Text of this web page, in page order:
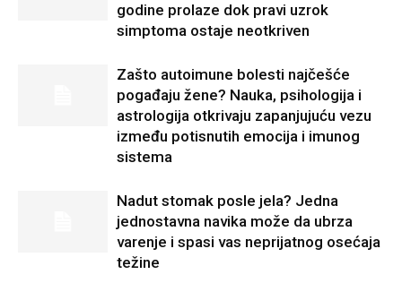
godine prolaze dok pravi uzrok
simptoma ostaje neotkriven
Zašto autoimune bolesti najčešće
pogađaju žene? Nauka, psihologija i
astrologija otkrivaju zapanjujuću vezu
između potisnutih emocija i imunog
sistema
Nadut stomak posle jela? Jedna
jednostavna navika može da ubrza
varenje i spasi vas neprijatnog osećaja
težine